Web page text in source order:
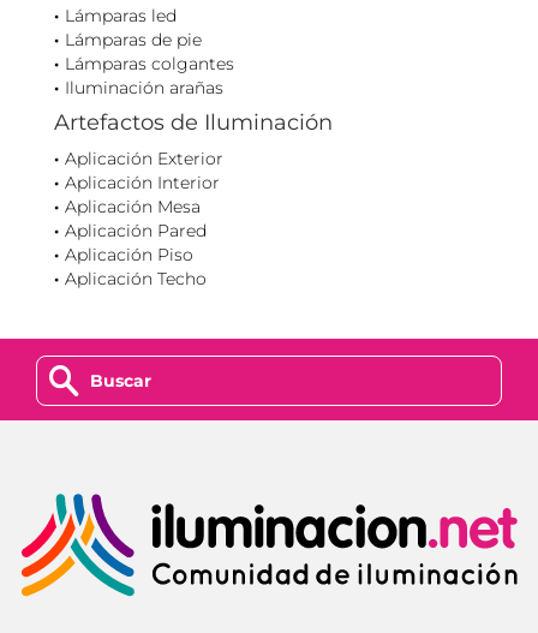
Lámparas led
Lámparas de pie
Lámparas colgantes
Iluminación arañas
Artefactos de Iluminación
Aplicación Exterior
Aplicación Interior
Aplicación Mesa
Aplicación Pared
Aplicación Piso
Aplicación Techo
z